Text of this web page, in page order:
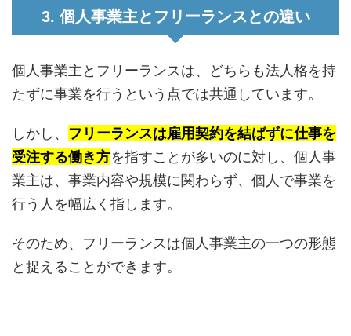
3. 個人事業主とフリーランスとの違い
個人事業主とフリーランスは、どちらも法人格を持
たずに事業を行うという点では共通しています。
しかし、 フリーランスは雇用契約を結ばずに仕事を
受注する働き方を指すことが多いのに対し、個人事
業主は、事業内容や規模に関わらず、個人で事業を
行う人を幅広く指します。
そのため、フリーランスは個人事業主の一つの形態
と捉えることができます。